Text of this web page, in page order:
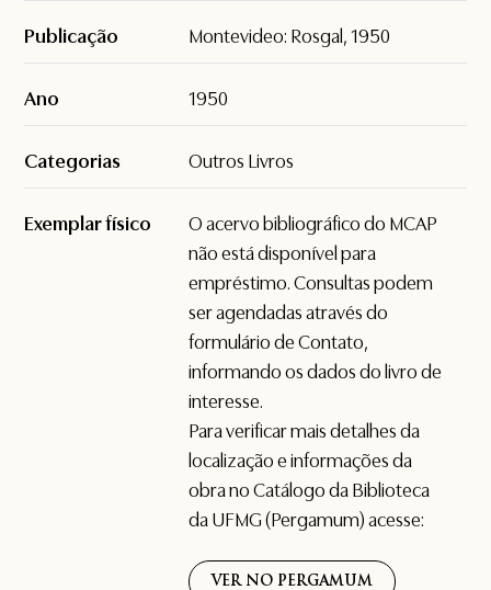
Publicação Montevideo: Rosgal, 1950
Ano 1950
Categorias Outros Livros
Exemplar físico
O acervo bibliográfico do MCAP
não está disponível para
empréstimo. Consultas podem
ser agendadas através do
formulário deContato,
informando os dados do livro de
interesse.
Para verificar mais detalhes da
localização e informações da
obra no Catálogo da Biblioteca
da UFMG (Pergamum) acesse:
VER NO PERGAMUM